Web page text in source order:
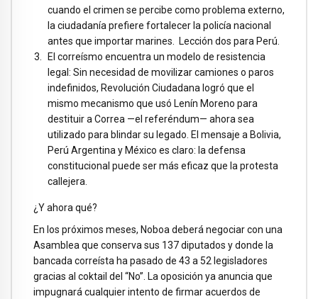
cuando el crimen se percibe como problema externo,
la ciudadanía prefiere fortalecer la policía nacional
antes que importar marines. Lección dos para Perú.
El correísmo encuentra un modelo de resistencia
legal: Sin necesidad de movilizar camiones o paros
indefinidos, Revolución Ciudadana logró que el
mismo mecanismo que usó Lenín Moreno para
destituir a Correa —el referéndum— ahora sea
utilizado para blindar su legado. El mensaje a Bolivia,
Perú Argentina y México es claro: la defensa
constitucional puede ser más eficaz que la protesta
callejera.
¿Y ahora qué?
En los próximos meses, Noboa deberá negociar con una
Asamblea que conserva sus 137 diputados y donde la
bancada correísta ha pasado de 43 a 52 legisladores
gracias al coktail del “No”. La oposición ya anuncia que
impugnará cualquier intento de firmar acuerdos de